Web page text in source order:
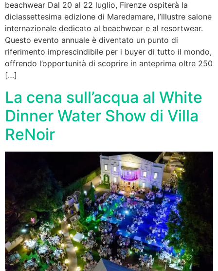
beachwear Dal 20 al 22 luglio, Firenze ospiterà la
diciassettesima edizione di Maredamare, l’illustre salone
internazionale dedicato al beachwear e al resortwear.
Questo evento annuale è diventato un punto di
riferimento imprescindibile per i buyer di tutto il mondo,
offrendo l’opportunità di scoprire in anteprima oltre 250
[…]
La cena sull’acqua al White
Dinner Water Show di Villa
ReNoir